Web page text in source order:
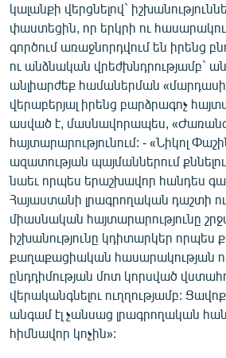
ՍՊՈՐՏ
ՄԵԿՆԱԲԱՆՈՒԹՅՈՒՆ
ՏՏ ԵՒ ԻՆՏԵՐՆԵՏ
ԿՈՐՈՆԱՎԻՐՈՒՍ
ԱՐԽԻՎ
ՏԵՍԱՆՅՈՒԹԵՐ
ԲԱՆԱՎԵՃ
ՁԳՏԵԼՈՎ ԼԱՎԱԳՈՒՅՆԻՆ
ՓՈԴՔԱՍԹ
Հայերեն
English
Русский
կալանքի վերցնելով`
փաստեցին, որ երկրի ու
գործում առաջնորդվում են իրենց
ու անձնական վրեժխնդրությամբ`
անլիարժեք համաներման
վերաբերյալ իրենց բարձրագոչ
ասված է, մասնավորապես,
հայտարարությունում: - «Նիկոլ
ազատության պայմաններում
նաեւ որպես երաշխավոր հանդես
Հայաստանի լրագրողական դաշտի
միասնական հայտարարությունը
իշխանությունը կդիտարկեր որպես
քաղաքացիական հասարակության
ընդդիմության մոտ կորսված
վերականգնելու ուղղությամբ:
անգամ էլ չանսաց լրագրողական
հիմնավոր կոչին»: